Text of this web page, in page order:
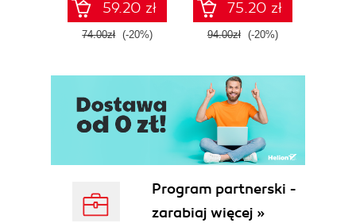
59.20 zł
74.00zł (-20%)
75.20 zł
94.00zł (-20%)
Program partnerski -
zarabiaj więcej »